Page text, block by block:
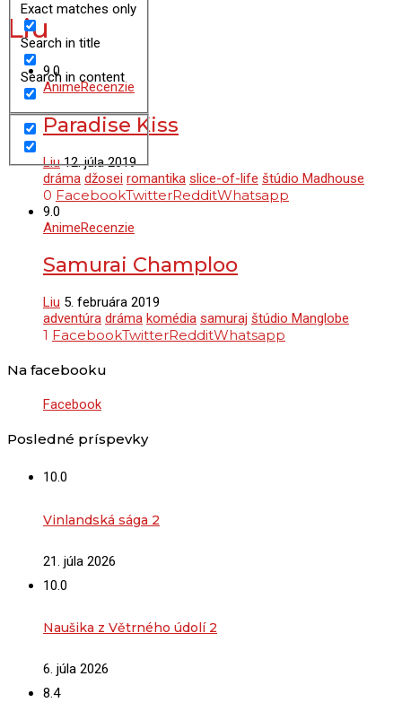
Exact matches only
Search in title
Search in content
Liu
9.0
AnimeRecenzie
Paradise Kiss
Liu 12. júla 2019
dráma džosei romantika slice-of-life štúdio Madhouse
0 FacebookTwitterRedditWhatsapp
9.0
AnimeRecenzie
Samurai Champloo
Liu 5. februára 2019
adventúra dráma komédia samuraj štúdio Manglobe
1 FacebookTwitterRedditWhatsapp
Na facebooku
Facebook
Posledné príspevky
10.0
Vinlandská sága 2
21. júla 2026
10.0
Naušika z Větrného údolí 2
6. júla 2026
8.4